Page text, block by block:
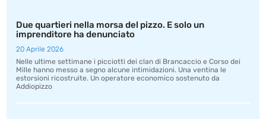
Due quartieri nella morsa del pizzo. E solo un
imprenditore ha denunciato
20 Aprile 2026
Nelle ultime settimane i picciotti dei clan di Brancaccio e Corso dei
Mille hanno messo a segno alcune intimidazioni. Una ventina le
estorsioni ricostruite. Un operatore economico sostenuto da
Addiopizzo